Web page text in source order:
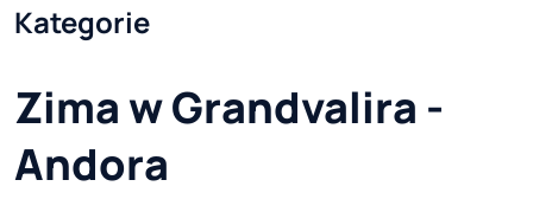
Kategorie
Zima w Grandvalira -
Andora